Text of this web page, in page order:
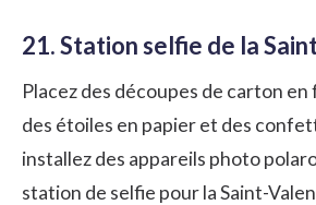
21. Station selfie de la
Placez des découpes de carton
des étoiles en papier et des
installez des appareils photo
station de selfie pour la Saint-